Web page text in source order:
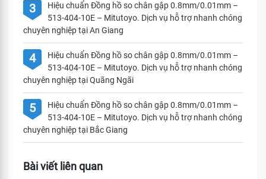
3
Hiệu chuẩn Đồng hồ so chân gập 0.8mm/0.01mm –
513-404-10E – Mitutoyo. Dịch vụ hỗ trợ nhanh chóng
chuyên nghiệp tại An Giang
4
Hiệu chuẩn Đồng hồ so chân gập 0.8mm/0.01mm –
513-404-10E – Mitutoyo. Dịch vụ hỗ trợ nhanh chóng
chuyên nghiệp tại Quãng Ngãi
5
Hiệu chuẩn Đồng hồ so chân gập 0.8mm/0.01mm –
513-404-10E – Mitutoyo. Dịch vụ hỗ trợ nhanh chóng
chuyên nghiệp tại Bắc Giang
Bài viết liên quan